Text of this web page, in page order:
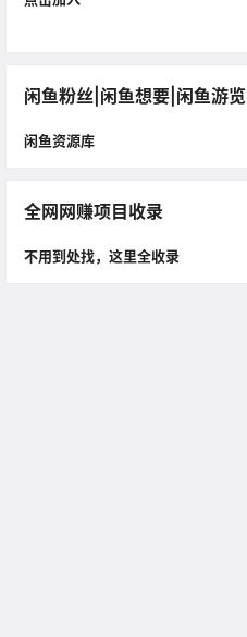
闲鱼粉丝|闲鱼想要|闲鱼游览
闲鱼资源库
全网网赚项目收录
不用到处找，这里全收录